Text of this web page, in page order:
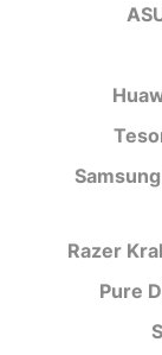
Razer
Pure